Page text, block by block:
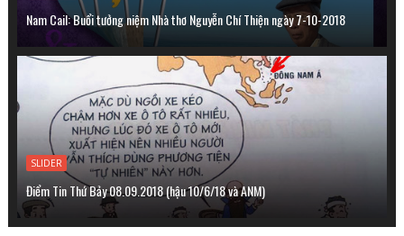
Nam Cail: Buổi tưởng niệm Nhà thơ Nguyễn Chí Thiện ngày 7-10-2018
SLIDER
Điểm Tin Thứ Bảy 08.09.2018 (hậu 10/6/18 và ANM)